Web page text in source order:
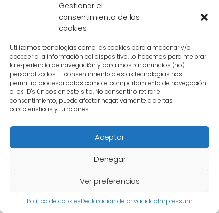
Gestionar el
consentimiento de las
cookies
Utilizamos tecnologías como las cookies para almacenar y/o
acceder a la información del dispositivo. Lo hacemos para mejorar
la experiencia de navegación y para mostrar anuncios (no)
personalizados. El consentimiento a estas tecnologías nos
permitirá procesar datos como el comportamiento de navegación
o los ID's únicos en este sitio. No consentir o retirar el
consentimiento, puede afectar negativamente a ciertas
características y funciones.
Aceptar
Denegar
Ver preferencias
Política de cookiesDeclaración de privacidadImpressum
Además, algunos fans consideran que la
identidad revelada tiene ungran significado
calvo de Goku como un personaje que ha
estado presente desde el principio y que
representa la continuidad y la evolución de la
serie. Para ellos, esta revelación es un
reconocimientoa la importancia de este
Las decepciones
Por otro lado, hay fans que se sienten
decepcionadoscon la identidad revelada.
no tiene la relevancia suficiente como para